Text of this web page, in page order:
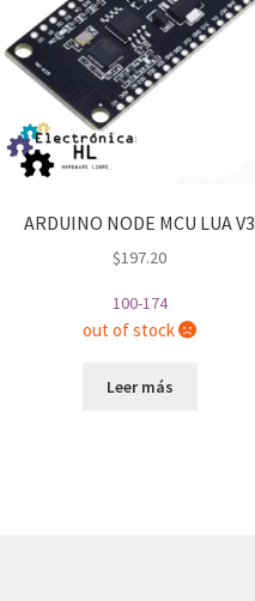
ARDUINO NODE MCU LUA V3
$197.20
100-174
out of stock
Leer más